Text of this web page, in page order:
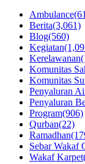
Ambulance
Berita(3,061)
Blog(560)
Kegiatan
Kerelawanan
Komunitas
Komunitas
Penyaluran
Penyaluran
Program(906)
Qurban(22)
Ramadhan
Sebar Wakaf
Wakaf Karpet